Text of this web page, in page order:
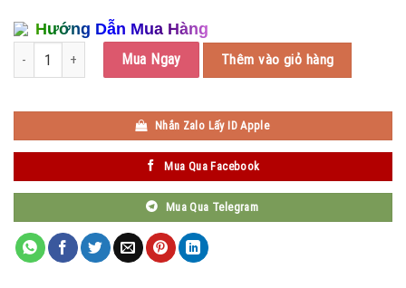
Hướng Dẫn Mua Hàng
CapCut Pro số lượng Mua Ngay Thêm vào giỏ hàng
Nhắn Zalo Lấy ID Apple
Mua Qua Facebook
Mua Qua Telegram